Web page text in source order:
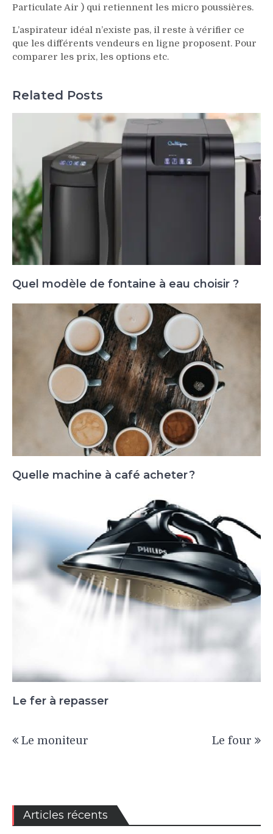
Particulate Air ) qui retiennent les micro poussières.
L’aspirateur idéal n’existe pas, il reste à vérifier ce
que les différents vendeurs en ligne proposent. Pour
comparer les prix, les options etc.
Related Posts
Quel modèle de fontaine à eau choisir ?
Quelle machine à café acheter ?
Le fer à repasser
de
Le moniteur Le four
Articles récents